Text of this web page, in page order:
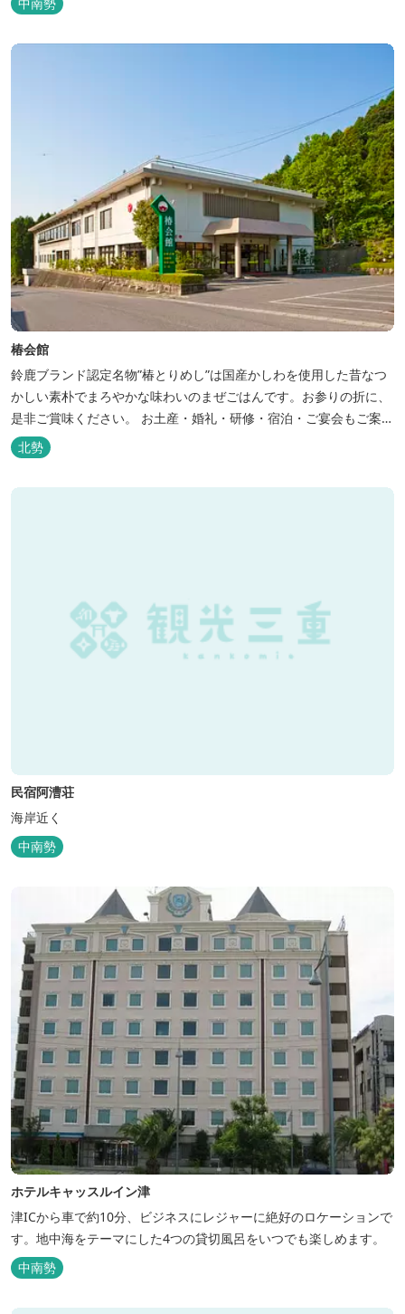
中南勢
椿会館
鈴鹿ブランド認定名物”椿とりめし”は国産かしわを使用した昔なつ
かしい素朴でまろやかな味わいのまぜごはんです。お参りの折に、
是非ご賞味ください。 お土産・婚礼・研修・宿泊・ご宴会もご案内
しております。
北勢
民宿阿漕荘
海岸近く
中南勢
ホテルキャッスルイン津
津ICから車で約10分、ビジネスにレジャーに絶好のロケーションで
す。地中海をテーマにした4つの貸切風呂をいつでも楽しめます。
中南勢